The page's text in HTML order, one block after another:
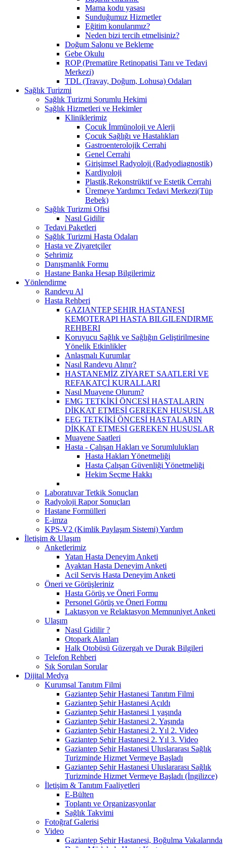
Mama kodu yasası
Sunduğumuz Hizmetler
Eğitim konularımız?
Neden bizi tercih etmelisiniz?
Doğum Salonu ve Bekleme
Gebe Okulu
ROP (Prematüre Retinopatisi Tanı ve Tedavi
Merkezi)
TDL (Travay, Doğum, Lohusa) Odaları
Sağlık Turizmi
Sağlık Turizmi Sorumlu Hekimi
Sağlık Hizmetleri ve Hekimler
Kliniklerimiz
Çocuk İmmünoloji ve Alerji
Çocuk Sağlığı ve Hastalıkları
Gastroenterolojik Cerrahi
Genel Cerrahi
Girişimsel Radyoloji (Radyodiagnostik)
Kardiyoloji
Plastik,Rekonstrüktif ve Estetik Cerrahi
Üremeye Yardımcı Tedavi Merkezi(Tüp
Bebek)
Sağlık Turizmi Ofisi
Nasıl Gidilir
Tedavi Paketleri
Sağlık Turizmi Hasta Odaları
Hasta ve Ziyaretçiler
Şehrimiz
Danışmanlık Formu
Hastane Banka Hesap Bilgilerimiz
Yönlendirme
Randevu Al
Hasta Rehberi
GAZIANTEP SEHIR HASTANESI
KEMOTERAPI HASTA BILGILENDIRME
REHBERI
Koruyucu Sağlık ve Sağlığın Geliştirilmesine
Yönelik Etkinlikler
Anlaşmalı Kurumlar
Nasıl Randevu Alınır?
HASTANEMİZ ZİYARET SAATLERİ VE
REFAKATÇİ KURALLARI
Nasıl Muayene Olurum?
EMG TETKİKİ ÖNCESİ HASTALARIN
DİKKAT ETMESİ GEREKEN HUSUSLAR
EEG TETKİKİ ÖNCESİ HASTALARIN
DİKKAT ETMESİ GEREKEN HUSUSLAR
Muayene Saatleri
Hasta - Çalışan Hakları ve Sorumlulukları
Hasta Hakları Yönetmeliği
Hasta Çalışan Güvenliği Yönetmeliği
Hekim Seçme Hakkı
Laboratuvar Tetkik Sonuçları
Radyoloji Rapor Sonuçları
Hastane Formülleri
E-imza
KPS-V2 (Kimlik Paylaşım Sistemi) Yardım
İletişim & Ulaşım
Anketlerimiz
Yatan Hasta Deneyim Anketi
Ayaktan Hasta Deneyim Anketi
Acil Servis Hasta Deneyim Anketi
Öneri ve Görüşleriniz
Hasta Görüş ve Öneri Formu
Personel Görüş ve Öneri Formu
Laktasyon ve Relaktasyon Memnuniyet Anketi
Ulaşım
Nasıl Gidilir ?
Otopark Alanları
Halk Otobüsü Güzergah ve Durak Bilgileri
Telefon Rehberi
Sık Sorulan Sorular
Dijital Medya
Kurumsal Tanıtım Filmi
Gaziantep Şehir Hastanesi Tanıtım Filmi
Gaziantep Şehir Hastanesi Açıldı
Gaziantep Şehir Hastanesi 1 yaşında
Gaziantep Şehir Hastanesi 2. Yaşında
Gaziantep Şehir Hastanesi 2. Yıl 2. Video
Gaziantep Şehir Hastanesi 2. Yıl 3. Video
Gaziantep Şehir Hastanesi Uluslararası Sağlık
Turizminde Hizmet Vermeye Başladı
Gaziantep Şehir Hastanesi Uluslararası Sağlık
Turizminde Hizmet Vermeye Başladı (İngilizce)
İletişim & Tanıtım Faaliyetleri
E-Bülten
Toplantı ve Organizasyonlar
Sağlık Takvimi
Fotoğraf Galerisi
Video
Gaziantep Şehir Hastanesi, Boğulma Vakalarında